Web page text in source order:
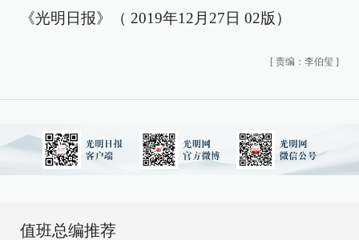
《光明日报》（ 2019年12月27日 02版）
[ 责编：李伯玺 ]
值班总编推荐